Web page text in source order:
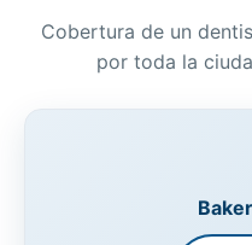
Cobertura de un
por toda la